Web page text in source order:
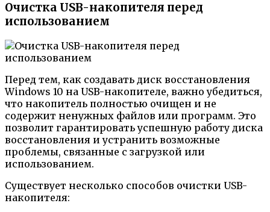
Очистка USB-накопителя перед
использованием
Перед тем, как создавать диск восстановления
Windows 10 на USB-накопителе, важно убедиться,
что накопитель полностью очищен и не
содержит ненужных файлов или программ. Это
позволит гарантировать успешную работу диска
восстановления и устранить возможные
проблемы, связанные с загрузкой или
использованием.
Существует несколько способов очистки USB-
накопителя: